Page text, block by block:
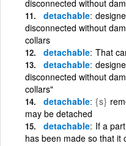
disconnected without
detachable
disconnected without
collars
detachable That
detachable
disconnected without
collars"
detachable {s}
may be detached
detachable If a
has been made so that it